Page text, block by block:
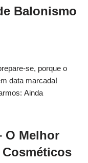
Balonismo
se, porque o
data marcada!
Ainda
O Melhor